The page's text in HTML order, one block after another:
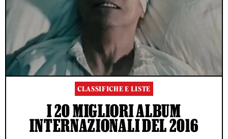
CLASSIFICHE E LISTE
I 20 MIGLIORI ALBUM
INTERNAZIONALI DEL 2016